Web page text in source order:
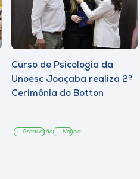
Curso de Psicologia da
Unoesc Joaçaba realiza 2ª
Cerimônia do Botton
Graduação Notícia